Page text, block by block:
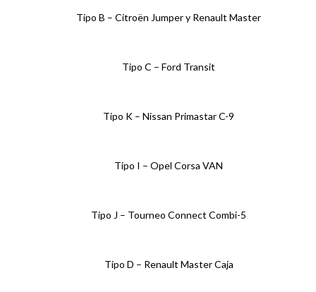
Tipo B – Citroën Jumper y Renault Master
Tipo C – Ford Transit
Tipo K – Nissan Primastar C-9
Tipo I – Opel Corsa VAN
Tipo J – Tourneo Connect Combi-5
Tipo D – Renault Master Caja